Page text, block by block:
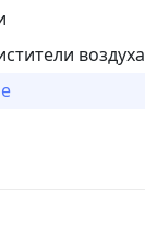
воздуха